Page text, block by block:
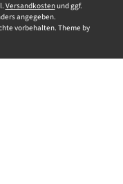
Versandkostenund ggf.
angegeben.
vorbehalten. Theme by